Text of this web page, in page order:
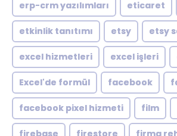
erp-crm yazılımları eticaret
etkinlik tanıtımı etsy etsy
excel hizmetleri excel işleri
Excel'de formül facebook
facebook pixel hizmeti film
firebase firestore firma